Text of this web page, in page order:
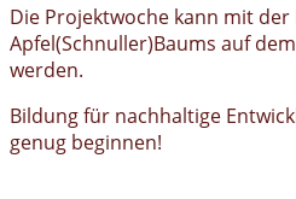
Die Projektwoche kann mit der
Apfel(Schnuller)Baums auf
werden.
Bildung für nachhaltige
genug beginnen!